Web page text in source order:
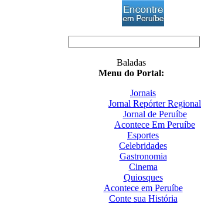
Baladas
Menu do Portal:
Jornais
Jornal Repórter Regional
Jornal de Peruíbe
Acontece Em Peruíbe
Esportes
Celebridades
Gastronomia
Cinema
Quiosques
Acontece em Peruíbe
Conte sua História